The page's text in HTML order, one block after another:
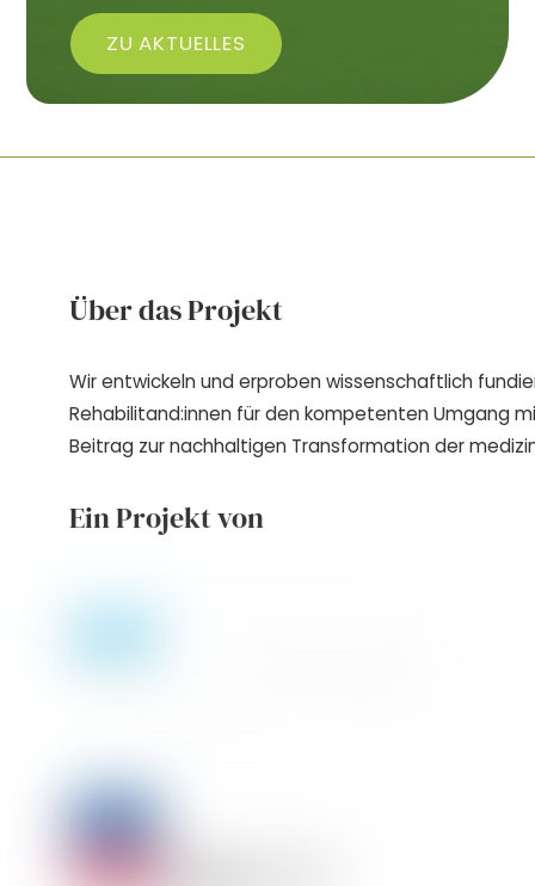
ZU AKTUELLES
Über das Projekt
Wir entwickeln und erproben wissenschaftlich
Rehabilitand:innen für den kompetenten Umgang
Beitrag zur nachhaltigen Transformation der
Ein Projekt von